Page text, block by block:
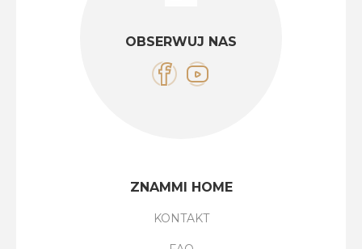
OBSERWUJ NAS
ZNAMMI HOME
KONTAKT